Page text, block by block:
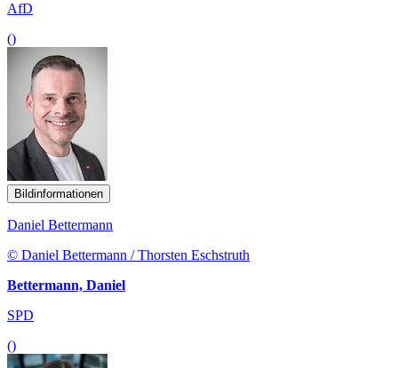
AfD
()
Bildinformationen
Daniel Bettermann
© Daniel Bettermann / Thorsten Eschstruth
Bettermann, Daniel
SPD
()